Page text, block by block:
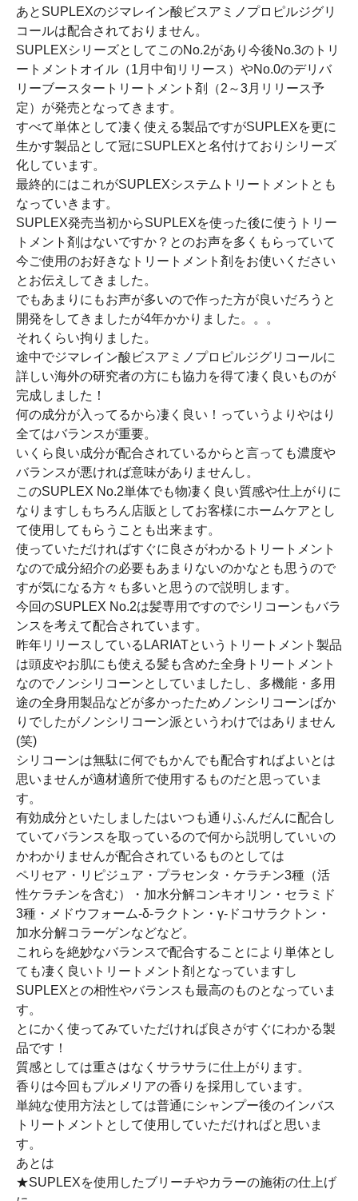
あとSUPLEXのジマレイン酸ビスアミノプロピルジグリ
コールは配合されておりません。
SUPLEXシリーズとしてこのNo.2があり今後No.3のトリ
ートメントオイル（1月中旬リリース）やNo.0のデリバ
リーブースタートリートメント剤（2～3月リリース予
定）が発売となってきます。
すべて単体として凄く使える製品ですがSUPLEXを更に
生かす製品として冠にSUPLEXと名付けておりシリーズ
化しています。
最終的にはこれがSUPLEXシステムトリートメントとも
なっていきます。
SUPLEX発売当初からSUPLEXを使った後に使うトリー
トメント剤はないですか？とのお声を多くもらっていて
今ご使用のお好きなトリートメント剤をお使いください
とお伝えしてきました。
でもあまりにもお声が多いので作った方が良いだろうと
開発をしてきましたが4年かかりました。。。
それくらい拘りました。
途中でジマレイン酸ビスアミノプロピルジグリコールに
詳しい海外の研究者の方にも協力を得て凄く良いものが
完成しました！
何の成分が入ってるから凄く良い！っていうよりやはり
全てはバランスが重要。
いくら良い成分が配合されているからと言っても濃度や
バランスが悪ければ意味がありませんし。
このSUPLEX No.2単体でも物凄く良い質感や仕上がりに
なりますしもちろん店販としてお客様にホームケアとし
て使用してもらうことも出来ます。
使っていただければすぐに良さがわかるトリートメント
なので成分紹介の必要もあまりないのかなとも思うので
すが気になる方々も多いと思うので説明します。
今回のSUPLEX No.2は髪専用ですのでシリコーンもバラ
ンスを考えて配合されています。
昨年リリースしているLARIATというトリートメント製品
は頭皮やお肌にも使える髪も含めた全身トリートメント
なのでノンシリコーンとしていましたし、多機能・多用
途の全身用製品などが多かったためノンシリコーンばか
りでしたがノンシリコーン派というわけではありません
(笑)
シリコーンは無駄に何でもかんでも配合すればよいとは
思いませんが適材適所で使用するものだと思っていま
す。
有効成分といたしましたはいつも通りふんだんに配合し
ていてバランスを取っているので何から説明していいの
かわかりませんが配合されているものとしては
ペリセア・リピジュア・プラセンタ・ケラチン3種（活
性ケラチンを含む）・加水分解コンキオリン・セラミド
3種・メドウフォーム-δ-ラクトン・γ-ドコサラクトン・
加水分解コラーゲンなどなど。
これらを絶妙なバランスで配合することにより単体とし
ても凄く良いトリートメント剤となっていますし
SUPLEXとの相性やバランスも最高のものとなっていま
す。
とにかく使ってみていただければ良さがすぐにわかる製
品です！
質感としては重さはなくサラサラに仕上がります。
香りは今回もプルメリアの香りを採用しています。
単純な使用方法としては普通にシャンプー後のインバス
トリートメントとして使用していただければと思いま
す。
あとは
★SUPLEXを使用したブリーチやカラーの施術の仕上げ